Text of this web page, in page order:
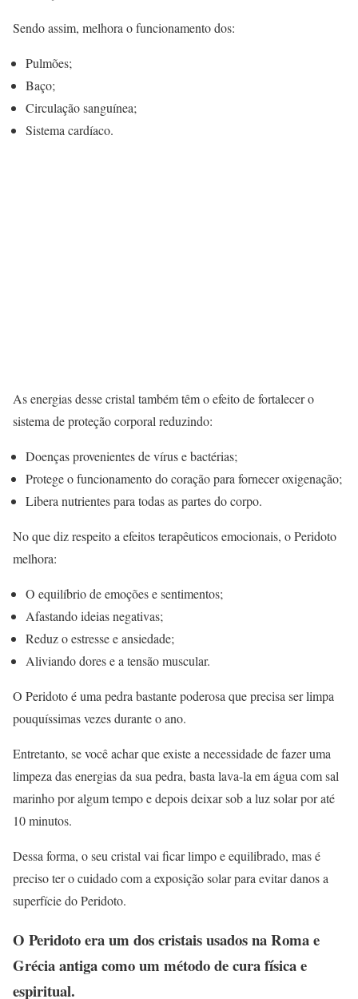
Sendo assim, melhora o funcionamento dos:
Pulmões;
Baço;
Circulação sanguínea;
Sistema cardíaco.
As energias desse cristal também têm o efeito de fortalecer o
sistema de proteção corporal reduzindo:
Doenças provenientes de vírus e bactérias;
Protege o funcionamento do coração para fornecer oxigenação;
Libera nutrientes para todas as partes do corpo.
No que diz respeito a efeitos terapêuticos emocionais, o Peridoto
melhora:
O equilíbrio de emoções e sentimentos;
Afastando ideias negativas;
Reduz o estresse e ansiedade;
Aliviando dores e a tensão muscular.
O Peridoto é uma pedra bastante poderosa que precisa ser limpa
pouquíssimas vezes durante o ano.
Entretanto, se você achar que existe a necessidade de fazer uma
limpeza das energias da sua pedra, basta lava-la em água com sal
marinho por algum tempo e depois deixar sob a luz solar por até
10 minutos.
Dessa forma, o seu cristal vai ficar limpo e equilibrado, mas é
preciso ter o cuidado com a exposição solar para evitar danos a
superfície do Peridoto.
O Peridoto era um dos cristais usados na Roma e
Grécia antiga como um método de cura física e
espiritual.